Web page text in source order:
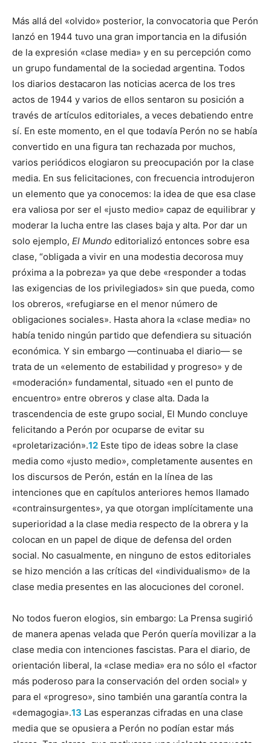
Más allá del «olvido» posterior, la convocatoria que Perón
lanzó en 1944 tuvo una gran importancia en la difusión
de la expresión «clase media» y en su percepción como
un grupo fundamental de la sociedad argentina. Todos
los diarios destacaron las noticias acerca de los tres
actos de 1944 y varios de ellos sentaron su posición a
través de artículos editoriales, a veces debatiendo entre
sí. En este momento, en el que todavía Perón no se había
convertido en una figura tan rechazada por muchos,
varios periódicos elogiaron su preocupación por la clase
media. En sus felicitaciones, con frecuencia introdujeron
un elemento que ya conocemos: la idea de que esa clase
era valiosa por ser el «justo medio» capaz de equilibrar y
moderar la lucha entre las clases baja y alta. Por dar un
solo ejemplo, El Mundo editorializó entonces sobre esa
clase, “obligada a vivir en una modestia decorosa muy
próxima a la pobreza» ya que debe «responder a todas
las exigencias de los privilegiados» sin que pueda, como
los obreros, «refugiarse en el menor número de
obligaciones sociales». Hasta ahora la «clase media» no
había tenido ningún partido que defendiera su situación
económica. Y sin embargo —continuaba el diario— se
trata de un «elemento de estabilidad y progreso» y de
«moderación» fundamental, situado «en el punto de
encuentro» entre obreros y clase alta. Dada la
trascendencia de este grupo social, El Mundo concluye
felicitando a Perón por ocuparse de evitar su
«proletarización».12 Este tipo de ideas sobre la clase
media como «justo medio», completamente ausentes en
los discursos de Perón, están en la línea de las
intenciones que en capítulos anteriores hemos llamado
«contrainsurgentes», ya que otorgan implícitamente una
superioridad a la clase media respecto de la obrera y la
colocan en un papel de dique de defensa del orden
social. No casualmente, en ninguno de estos editoriales
se hizo mención a las críticas del «individualismo» de la
clase media presentes en las alocuciones del coronel.
No todos fueron elogios, sin embargo: La Prensa sugirió
de manera apenas velada que Perón quería movilizar a la
clase media con intenciones fascistas. Para el diario, de
orientación liberal, la «clase media» era no sólo el «factor
más poderoso para la conservación del orden social» y
para el «progreso», sino también una garantía contra la
«demagogia».13 Las espe­ranzas cifradas en una clase
media que se opusiera a Perón no podían estar más